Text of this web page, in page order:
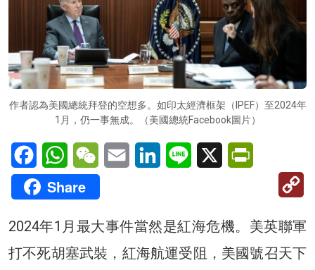
作者認為美國總統拜登的空想多。如印太經濟框架（IPEF）至2024年
1月，仍一事無成。（美國總統Facebook圖片）
FacebookWhatsAppWeChatEmail LinkedInLine X
Share
2024年1月最大事件當然是紅海危機。美英聯軍
打不死胡塞武裝，紅海航運受阻，美國號召天下